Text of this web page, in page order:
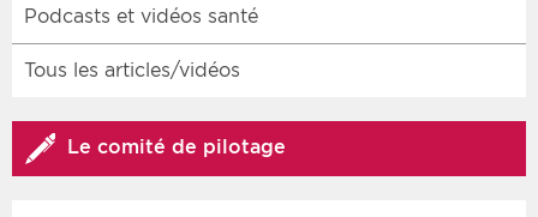
Podcasts et vidéos santé
Tous les articles/vidéos
Le comité de pilotage